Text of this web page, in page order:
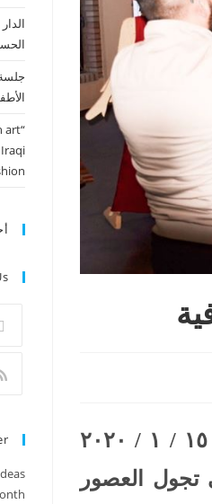
زار كادر إعلام وزارة الثقافة مبنى الدار العراقية للازياء صباح الاربعاء ١٥ / ١ / ٢٠٢٠
تجول العصور
جلسة
art